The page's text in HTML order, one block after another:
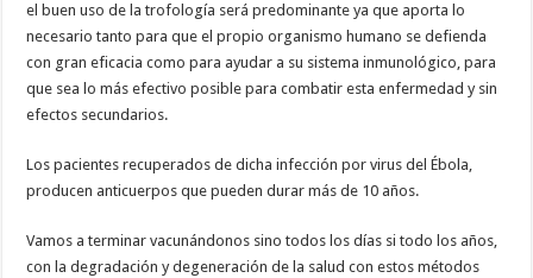
el buen uso de la trofología será predominante ya que aporta lo
necesario tanto para que el propio organismo humano se defienda
con gran eficacia como para ayudar a su sistema inmunológico, para
que sea lo más efectivo posible para combatir esta enfermedad y sin
efectos secundarios.
Los pacientes recuperados de dicha infección por virus del Ébola,
producen anticuerpos que pueden durar más de 10 años.
Vamos a terminar vacunándonos sino todos los días si todo los años,
con la degradación y degeneración de la salud con estos métodos